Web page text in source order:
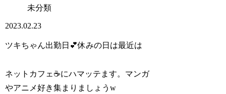
未分類
2023.02.23
ツキちゃん出勤日💕休みの日は最近は
ネットカフェ☕にハマッテます。マンガ
やアニメ好き集まりましょうw